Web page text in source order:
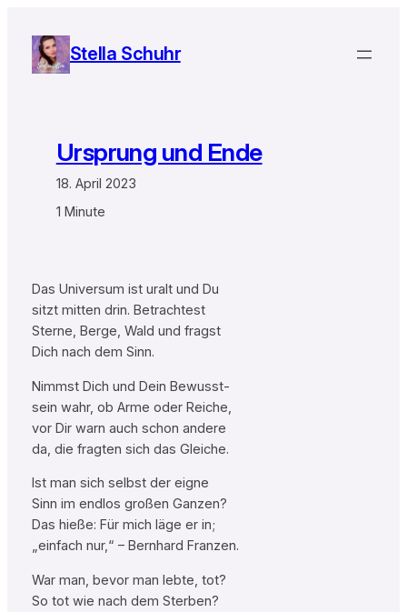
Inhalt
springen
Stella Schuhr
Ursprung und Ende
18. April 2023
1 Minute
Das Universum ist uralt und Du
sitzt mitten drin. Betrachtest
Sterne, Berge, Wald und fragst
Dich nach dem Sinn.
Nimmst Dich und Dein Bewusst-
sein wahr, ob Arme oder Reiche,
vor Dir warn auch schon andere
da, die fragten sich das Gleiche.
Ist man sich selbst der eigne
Sinn im endlos großen Ganzen?
Das hieße: Für mich läge er in;
„einfach nur,“ – Bernhard Franzen.
War man, bevor man lebte, tot?
So tot wie nach dem Sterben?